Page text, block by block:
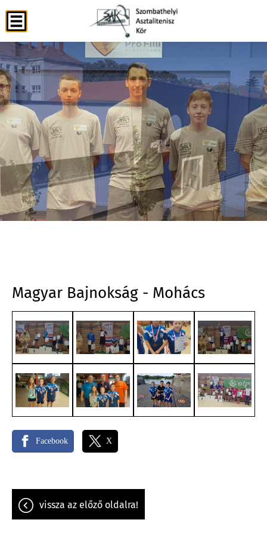
Magyar Bajnokság - Mohács
Facebook X
vissza az előző oldalra!